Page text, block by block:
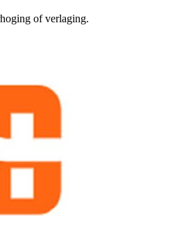
of verlaging.